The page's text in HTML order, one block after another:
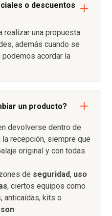
o descuentos
realizar una propuesta
además cuando se
podemos acordar la
un producto?
devolverse dentro de
recepción, siempre que
original y con todas
de seguridad, uso
, ciertos equipos como
anticaídas, kits o